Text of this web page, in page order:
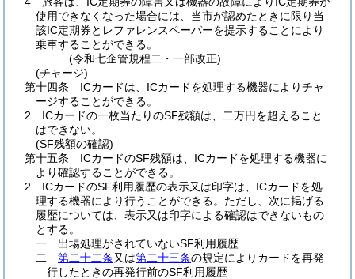
使用できなくなった場合には、当市が認めたときに限り当
該IC定期券とレファレンスペーパーを提示することにより
乗車することができる。
(令和七企管規程二・一部改正)
(チャージ)
第十四条
ICカードは、ICカードを処理する機器によりチャ
ージすることができる。
2
ICカードの一枚当たりのSF残額は、二万円を超えること
はできない。
(SF残額の確認)
第十五条
ICカードのSF残額は、ICカードを処理する機器に
より確認することができる。
2
ICカードのSF利用履歴の表示又は印字は、ICカードを処
理する機器により行うことができる。 ただし、次に掲げる
履歴については、表示又は印字による確認はできないもの
とする。
一
出場処理がされていないSF利用履歴
二
第二十二条又は第二十三条の規定によりカードを再発
行したときの再発行前のSF利用履歴